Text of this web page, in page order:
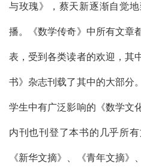
与玫瑰》，蔡天新逐渐自觉
播。《数学传奇》中所有文章
表，受到各类读者的欢迎，其
书》杂志刊载了其中的大部分
学生中有广泛影响的《数学文
内刊也刊登了本书的几乎所
《新华文摘》、《青年文摘》